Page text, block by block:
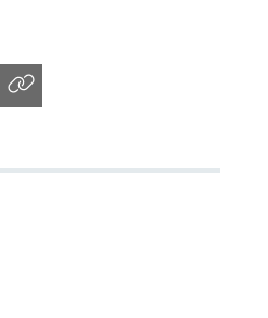
GLOBE
obuka i tehničke
bila je najava da
dosadašnji model
novi okvir za